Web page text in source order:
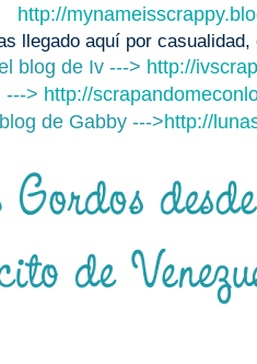
http://
llegado aquí por
blog de Iv ---> http://
---> http://
de Gabby --->http://